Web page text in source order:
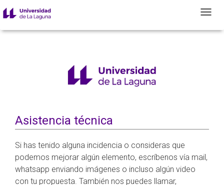
T
Asistencia técnica
Si has tenido alguna incidencia o consideras que
podemos mejorar algún elemento, escríbenos vía mail,
whatsapp enviando imágenes o incluso algún video
con tu propuesta. También nos puedes llamar,